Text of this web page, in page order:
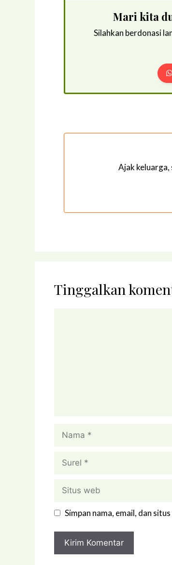
Mari kita
Silahkan berdonasi
Ajak keluarga,
Tinggalkan
Nama
Surel
Situs
web
Simpan nama, email, dan